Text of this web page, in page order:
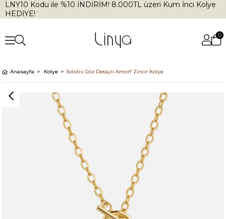
LNY10 Kodu ile %10 İNDİRİM! 8.000TL üzeri Kum İnci Kolye
HEDİYE!
0
Anasayfa Kolye Solstis Göz Detaylı Amorf Zincir Kolye